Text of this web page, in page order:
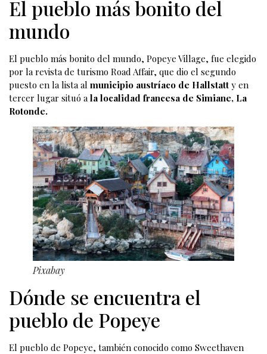
El pueblo más bonito del
mundo
El pueblo más bonito del mundo, Popeye Village, fue elegido
por la revista de turismo Road Affair, que dio el segundo
puesto en la lista al municipio austríaco de Hallstatt y en
tercer lugar situó a la localidad francesa de Simiane, La
Rotonde.
Pixabay
Dónde se encuentra el
pueblo de Popeye
El pueblo de Popeye, también conocido como Sweethaven